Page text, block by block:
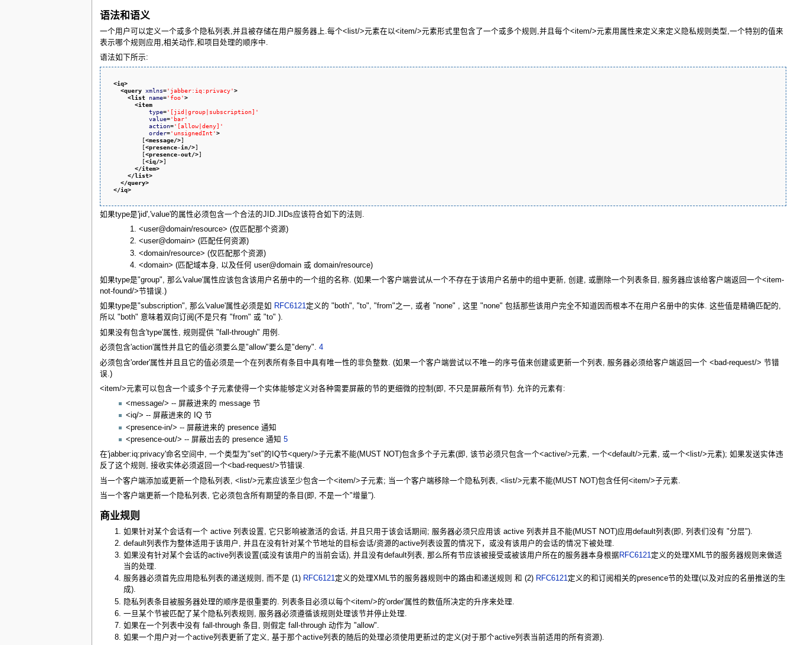
语法和语义
一个用户可以定义一个或多个隐私列表,并且被存储在用户服务器上.每个<list/>元素在以<item/>元素形式里包含了一个或多个规则,并且每个<item/>元素用属性来定义来定义隐私规则类型,一个特别的值来
表示哪个规则应用,相关动作,和项目处理的顺序中.
语法如下所示:
<iq>
<query xmlns='jabber:iq:privacy'>
<list name='foo'>
<item
type='[jid|group|subscription]'
value='bar'
action='[allow|deny]'
order='unsignedInt'>
          [
<message/>]
          [
<presence-in/>]
          [
<presence-out/>]
          [
<iq/>]
</item>
</list>
</query>
</iq>
如果type是'jid','value'的属性必须包含一个合法的JID.JIDs应该符合如下的法则.
<user@domain/resource> (仅匹配那个资源)
<user@domain> (匹配任何资源)
<domain/resource> (仅匹配那个资源)
<domain> (匹配域本身, 以及任何 user@domain 或 domain/resource)
如果type是"group", 那么'value'属性应该包含该用户名册中的一个组的名称. (如果一个客户端尝试从一个不存在于该用户名册中的组中更新, 创建, 或删除一个列表条目, 服务器应该给客户端返回一个<item-
not-found/>节错误.)
如果type是"subscription", 那么'value'属性必须是如
RFC6121定义的 "both", "to", "from"之一, 或者 "none" , 这里 "none" 包括那些该用户完全不知道因而根本不在用户名册中的实体. 这些值是精确匹配的,
所以 "both" 意味着双向订阅(不是只有 "from" 或 "to" ).
如果没有包含'type'属性, 规则提供 "fall-through" 用例.
必须包含'action'属性并且它的值必须要么是"allow"要么是"deny". 4
必须包含'order'属性并且且它的值必须是一个在列表所有条目中具有唯一性的非负整数. (如果一个客户端尝试以不唯一的序号值来创建或更新一个列表, 服务器必须给客户端返回一个 <bad-request/> 节错
误.)
<item/>元素可以包含一个或多个子元素使得一个实体能够定义对各种需要屏蔽的节的更细微的控制(即, 不只是屏蔽所有节). 允许的元素有:
<message/> -- 屏蔽进来的 message 节
<iq/> -- 屏蔽进来的 IQ 节
<presence-in/> -- 屏蔽进来的 presence 通知
<presence-out/> -- 屏蔽出去的 presence 通知5
在'jabber:iq:privacy'命名空间中, 一个类型为"set"的IQ节<query/>子元素不能(MUST NOT)包含多个子元素(即, 该节必须只包含一个<active/>元素, 一个<default/>元素, 或一个<list/>元素); 如果发送实体违
反了这个规则, 接收实体必须返回一个<bad-request/>节错误.
当一个客户端添加或更新一个隐私列表, <list/>元素应该至少包含一个<item/>子元素; 当一个客户端移除一个隐私列表, <list/>元素不能(MUST NOT)包含任何<item/>子元素.
当一个客户端更新一个隐私列表, 它必须包含所有期望的条目(即, 不是一个"增量").
商业规则
如果针对某个会话有一个 active 列表设置, 它只影响被激活的会话, 并且只用于该会话期间; 服务器必须只应用该 active 列表并且不能(MUST NOT)应用default列表(即, 列表们没有 "分层").
default列表作为整体适用于该用户, 并且在没有针对某个节地址的目标会话/资源的active列表设置的情况下，或没有该用户的会话的情况下被处理.
如果没有针对某个会话的active列表设置(或没有该用户的当前会话), 并且没有default列表, 那么所有节应该被接受或被该用户所在的服务器本身根据RFC6121定义的处理XML节的服务器规则来做适
当的处理.
服务器必须首先应用隐私列表的递送规则, 而不是 (1) RFC6121定义的处理XML节的服务器规则中的路由和递送规则 和 (2) RFC6121定义的和订阅相关的presence节的处理(以及对应的名册推送的生
成).
隐私列表条目被服务器处理的顺序是很重要的. 列表条目必须以每个<item/>的'order'属性的数值所决定的升序来处理.
一旦某个节被匹配了某个隐私列表规则, 服务器必须遵循该规则处理该节并停止处理.
如果在一个列表中没有 fall-through 条目, 则假定 fall-through 动作为 "allow".
如果一个用户对一个active列表更新了定义, 基于那个active列表的随后的处理必须使用更新过的定义(对于那个active列表当前适用的所有资源).